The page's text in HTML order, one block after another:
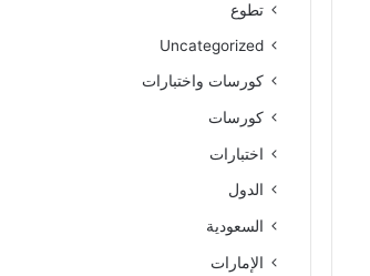
تطوع
Uncategorized
كورسات واختبارات
كورسات
اختبارات
الدول
السعودية
الإمارات